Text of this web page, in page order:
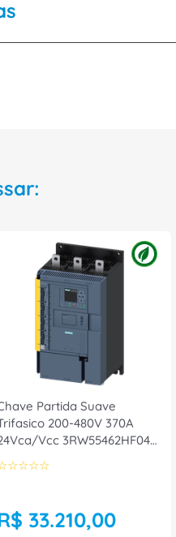
Partida Suave
200-480V 370A
Vcc 3RW55462HF04
Siemens
☆☆☆☆
33.210,00